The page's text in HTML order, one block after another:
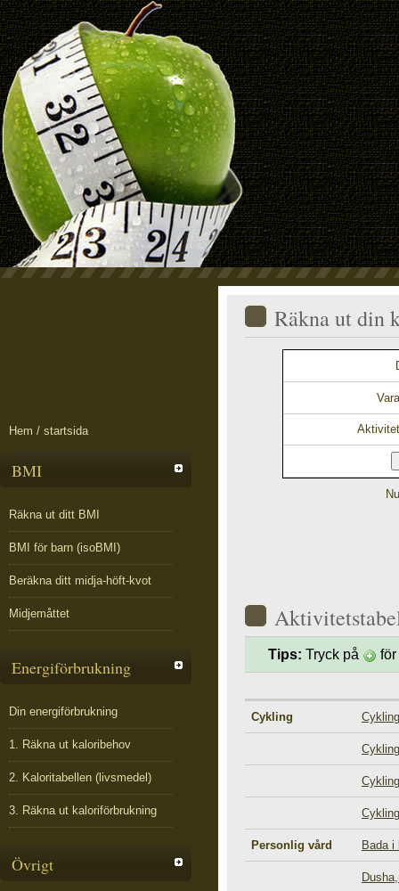
Hem / startsida
BMI
Räkna ut ditt BMI
BMI för barn (isoBMI)
Beräkna ditt midja-höft-kvot
Midjemåttet
Energiförbrukning
Din energiförbrukning
1. Räkna ut kaloribehov
2. Kaloritabellen (livsmedel)
3. Räkna ut kaloriförbrukning
Övrigt
Räkna ut din
Tips: Tryck på
Cykling
Personlig vård Bada i